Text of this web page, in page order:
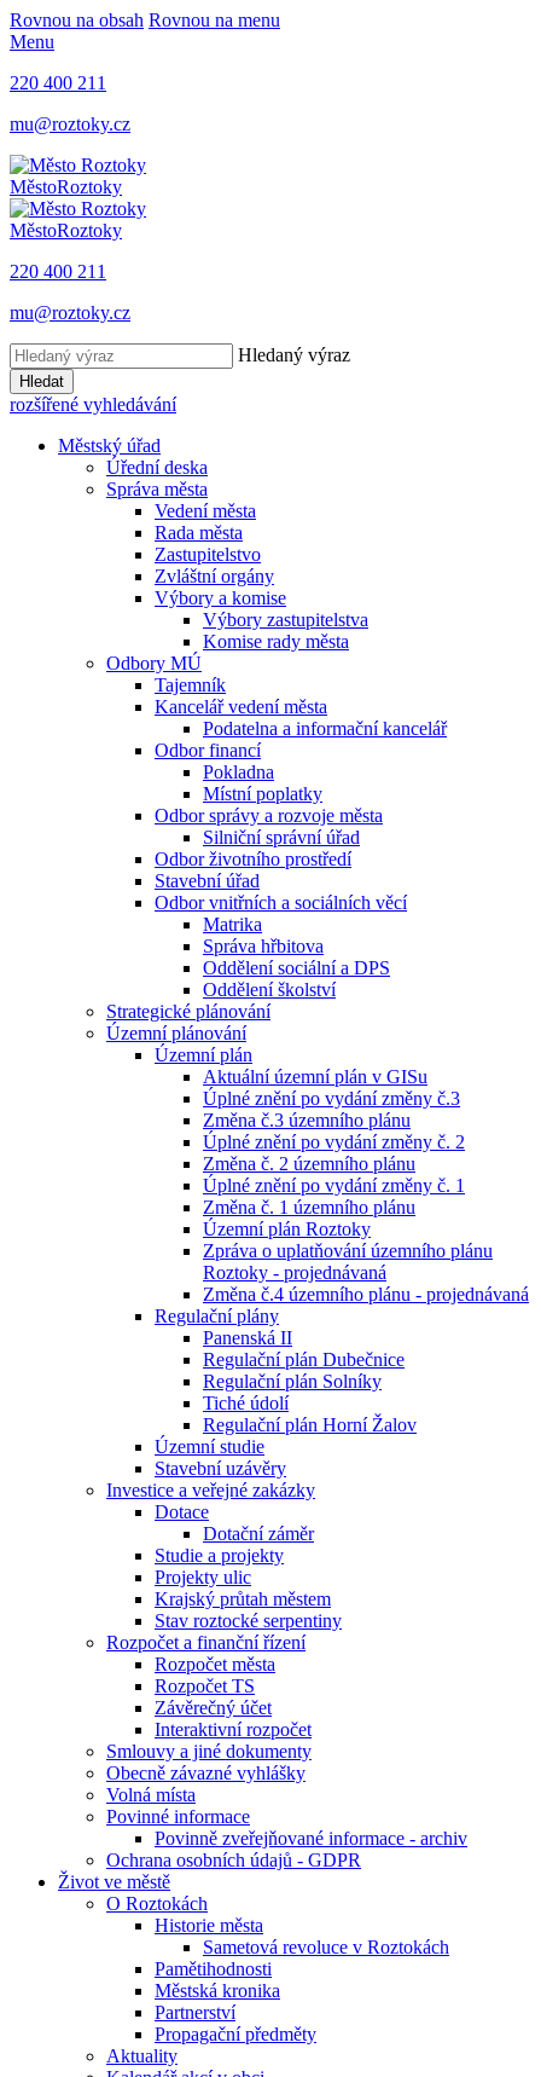
Rovnou na obsah Rovnou na menu
Menu
220 400 211
mu@roztoky.cz
MěstoRoztoky
MěstoRoztoky
220 400 211
mu@roztoky.cz
Hledaný výraz
Hledat
rozšířené vyhledávání
Městský úřad
Úřední deska
Správa města
Vedení města
Rada města
Zastupitelstvo
Zvláštní orgány
Výbory a komise
Výbory zastupitelstva
Komise rady města
Odbory MÚ
Tajemník
Kancelář vedení města
Podatelna a informační kancelář
Odbor financí
Pokladna
Místní poplatky
Odbor správy a rozvoje města
Silniční správní úřad
Odbor životního prostředí
Stavební úřad
Odbor vnitřních a sociálních věcí
Matrika
Správa hřbitova
Oddělení sociální a DPS
Oddělení školství
Strategické plánování
Územní plánování
Územní plán
Aktuální územní plán v GISu
Úplné znění po vydání změny č.3
Změna č.3 územního plánu
Úplné znění po vydání změny č. 2
Změna č. 2 územního plánu
Úplné znění po vydání změny č. 1
Změna č. 1 územního plánu
Územní plán Roztoky
Zpráva o uplatňování územního plánu
Roztoky - projednávaná
Změna č.4 územního plánu - projednávaná
Regulační plány
Panenská II
Regulační plán Dubečnice
Regulační plán Solníky
Tiché údolí
Regulační plán Horní Žalov
Územní studie
Stavební uzávěry
Investice a veřejné zakázky
Dotace
Dotační záměr
Studie a projekty
Projekty ulic
Krajský průtah městem
Stav roztocké serpentiny
Rozpočet a finanční řízení
Rozpočet města
Rozpočet TS
Závěrečný účet
Interaktivní rozpočet
Smlouvy a jiné dokumenty
Obecně závazné vyhlášky
Volná místa
Povinné informace
Povinně zveřejňované informace - archiv
Ochrana osobních údajů - GDPR
Život ve městě
O Roztokách
Historie města
Sametová revoluce v Roztokách
Pamětihodnosti
Městská kronika
Partnerství
Propagační předměty
Aktuality